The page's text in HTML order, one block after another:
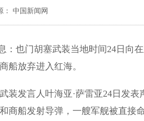
： 中国新闻网
也门胡塞武装当地时间24日向
船放弃进入红海。
发言人叶海亚·萨雷亚24日发表
商船发射导弹，一艘军舰被直接